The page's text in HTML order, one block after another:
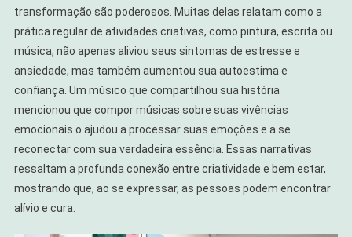
transformação são poderosos. Muitas delas relatam como a
prática regular de atividades criativas, como pintura, escrita ou
música, não apenas aliviou seus sintomas de estresse e
ansiedade, mas também aumentou sua autoestima e
confiança. Um músico que compartilhou sua história
mencionou que compor músicas sobre suas vivências
emocionais o ajudou a processar suas emoções e a se
reconectar com sua verdadeira essência. Essas narrativas
ressaltam a profunda conexão entre criatividade e bem estar,
mostrando que, ao se expressar, as pessoas podem encontrar
alívio e cura.